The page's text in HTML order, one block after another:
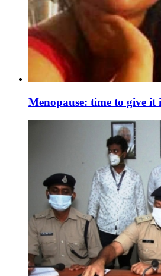
Menopause: time to give it